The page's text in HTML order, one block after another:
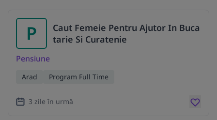
P
Caut Femeie Pentru Ajutor In Buca
tarie Si Curatenie
Pensiune
Arad Program Full Time
3 zile în urmă